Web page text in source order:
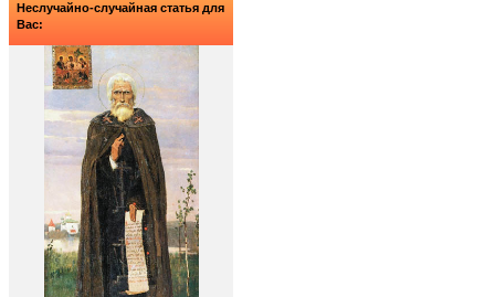
Неслучайно-случайная статья для
Вас: